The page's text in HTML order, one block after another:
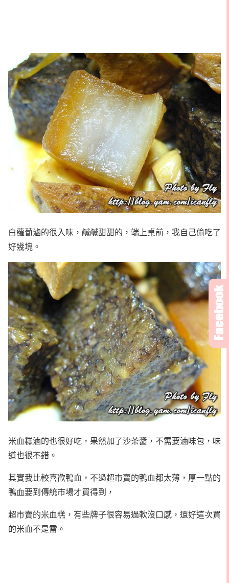
白蘿蔔滷的很入味，鹹鹹甜甜的，端上桌前，我自己偷吃了
好幾塊。
米血糕滷的也很好吃，果然加了沙茶醬，不需要滷味包，味
道也很不錯。
其實我比較喜歡鴨血，不過超市賣的鴨血都太薄， 厚一點的
鴨血要到傳統市場才買得到，
超市賣的米血糕，有些牌子很容易過軟沒口感，還好這次買
的米血不是雷。